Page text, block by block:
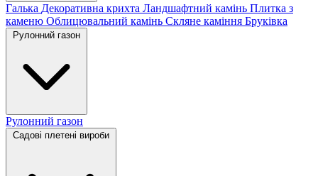
Галька Декоративна крихта Ландшафтний камінь Плитка з
каменю Облицювальний камінь Скляне каміння Бруківка
Рулонний газон
Рулонний газон
Садові плетені вироби